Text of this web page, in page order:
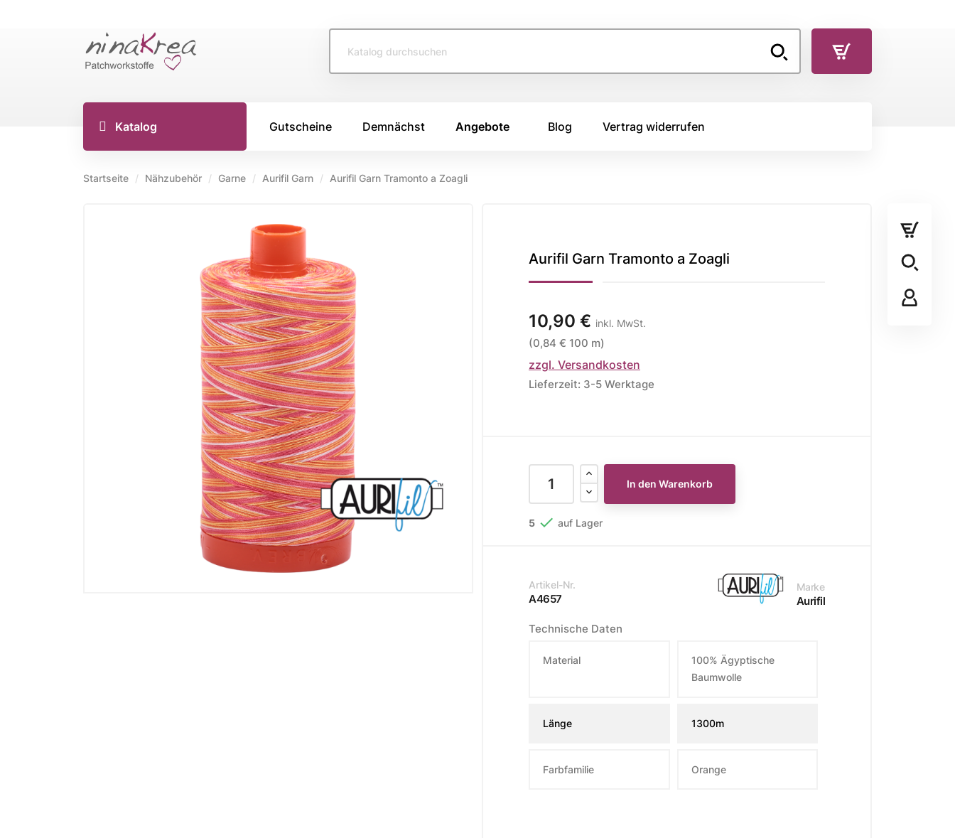
Katalog
Tilda Stoffe 2026
Tilda Stoffe 2024
Tilda Creating
Memories
Tilda - ältere Kollektionen
Tilda Basics
Tilda Hautstoff
Canvas Stoffe
STOFFPANEL
MARKENSTOFFE
Markenstoffe
Moda Fabrics Christmas
Morning
Moda Fabrics Christmas
Gutscheine Demnächst Angebote Blog Vertrag widerrufen
Startseite Nähzubehör Garne Aurifil Garn Aurifil Garn Tramonto a Zoagli
Aurifil Garn Tramonto a Zoagli
10,90 € inkl. MwSt.
(0,84 € 100 m)
zzgl. Versandkosten
Lieferzeit: 3-5 Werktage
In den Warenkorb
5  auf Lager
Artikel-Nr.
A4657
Marke
Aurifil
Technische Daten
Material
100% Ägyptische
Baumwolle
Länge 1300m
Farbfamilie Orange